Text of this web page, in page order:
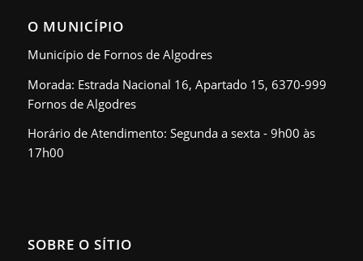
O MUNICÍPIO
Município de Fornos de Algodres
Morada: Estrada Nacional 16, Apartado 15, 6370-999
Fornos de Algodres
Horário de Atendimento: Segunda a sexta - 9h00 às
17h00
SOBRE O SÍTIO